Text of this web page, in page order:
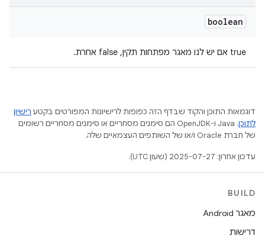
boolean
true אם יש לנו מאגר מפתחות תקין, false אחרת.
דוגמאות התוכן והקוד שבדף הזה כפופות לרישיונות המפורטים בקטע רישיון
לתוכן
.‏ Java ו-OpenJDK הם סימנים מסחריים או סימנים מסחריים רשומים
של חברת Oracle ו/או של השותפים העצמאיים שלה.
עדכון אחרון: 2025-07-27 (שעון UTC).
BUILD
מאגר Android
דרישות